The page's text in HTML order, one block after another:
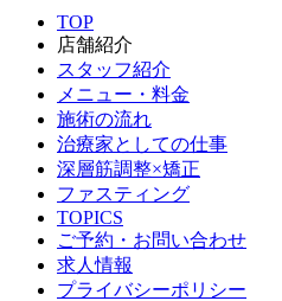
TOP
店舗紹介
スタッフ紹介
メニュー・料金
施術の流れ
治療家としての仕事
深層筋調整×矯正
ファスティング
TOPICS
ご予約・お問い合わせ
求人情報
プライバシーポリシー